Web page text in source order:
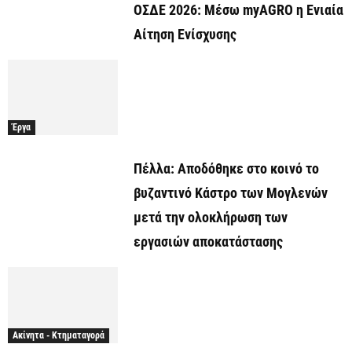
ΟΣΔΕ 2026: Μέσω myAGRO η Ενιαία
Αίτηση Ενίσχυσης
Έργα
Πέλλα: Αποδόθηκε στο κοινό το
βυζαντινό Κάστρο των Μογλενών
μετά την ολοκλήρωση των
εργασιών αποκατάστασης
Ακίνητα - Κτηματαγορά